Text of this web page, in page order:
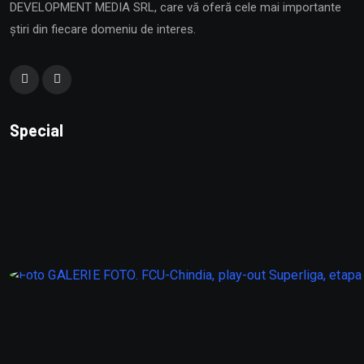
DEVELOPMENT MEDIA SRL, care vă oferă cele mai importante
știri din fiecare domeniu de interes.
Special